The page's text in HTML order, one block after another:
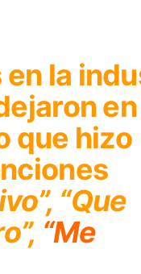
la
en
que hizo
“Que
“Me